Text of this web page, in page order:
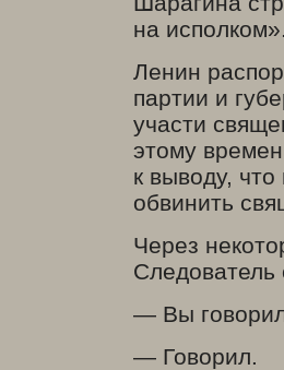
на
Ленин
партии и
участи
этому
к выводу,
обвинить
Через
Следователь
— Вы
— Говорил.